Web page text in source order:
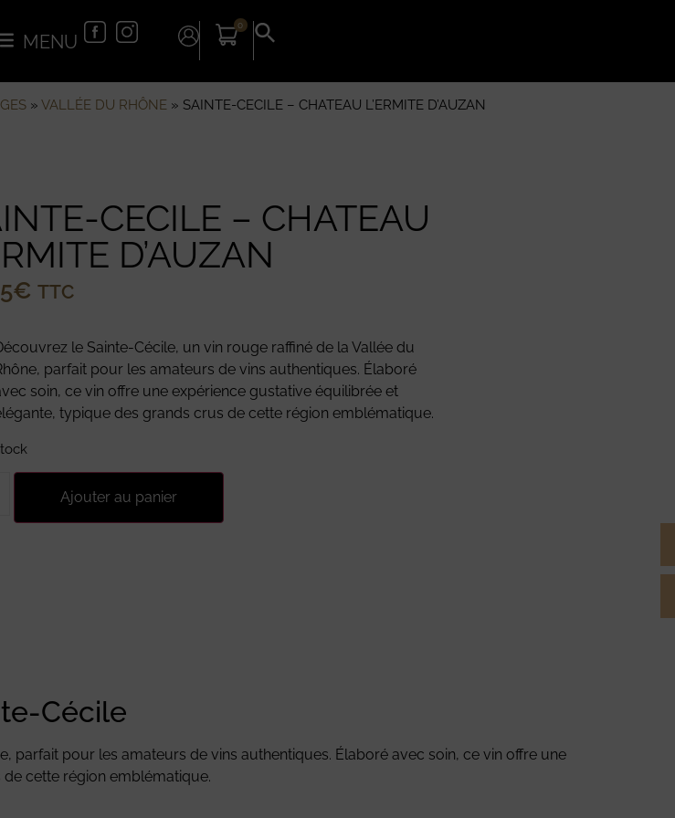
0
» VALLÉE DU RHÔNE» SAINTE-CECILE – CHATEAU L’ERMITE D’AUZAN
CECILE – CHATEAU
D’AUZAN
€ TTC
le Sainte-Cécile, un vin rouge raffiné de la Vallée du
parfait pour les amateurs de vins authentiques. Élaboré
soin, ce vin offre une expérience gustative équilibrée et
typique des grands crus de cette région emblématique.
Ajouter au panier
Cécile
parfait pour les amateurs de vins authentiques. Élaboré avec soin, ce vin offre une
cette région emblématique.